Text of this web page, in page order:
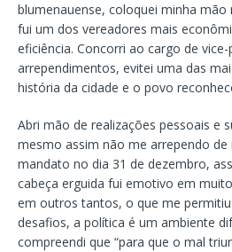
blumenauense, coloquei minha mão
fui um dos vereadores mais
eficiência. Concorri ao cargo de
arrependimentos, evitei uma das
história da cidade e o povo
Abri mão de realizações pessoais e
mesmo assim não me arrependo de
mandato no dia 31 de dezembro,
cabeça erguida fui emotivo em
em outros tantos, o que me
desafios, a política é um ambiente
compreendi que “para que o mal